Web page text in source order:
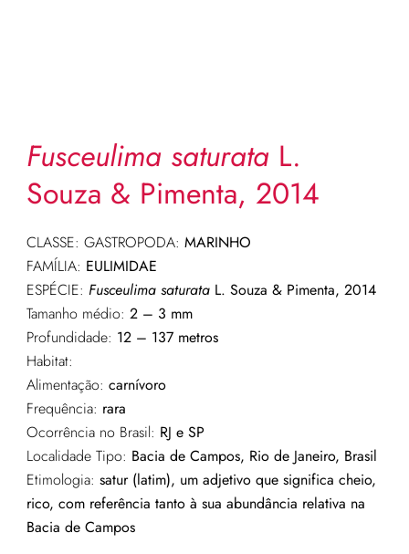
Fusceulima saturataL.
Souza & Pimenta, 2014
CLASSE: GASTROPODA: MARINHO
FAMÍLIA: EULIMIDAE
ESPÉCIE: Fusceulima saturataL. Souza & Pimenta, 2014
Tamanho médio: 2 – 3 mm
Profundidade: 12 – 137 metros
Habitat:
Alimentação: carnívoro
Frequência: rara
Ocorrência no Brasil: RJ e SP
Localidade Tipo: Bacia de Campos, Rio de Janeiro, Brasil
Etimologia: satur (latim), um adjetivo que significa cheio,
rico, com referência tanto à sua abundância relativa na
Bacia de Campos